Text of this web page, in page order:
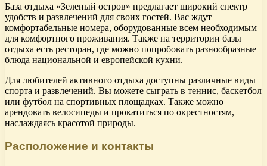
База отдыха «Зеленый остров» предлагает широкий спектр
удобств и развлечений для своих гостей. Вас ждут
комфортабельные номера, оборудованные всем необходимым
для комфортного проживания. Также на территории базы
отдыха есть ресторан, где можно попробовать разнообразные
блюда национальной и европейской кухни.
Для любителей активного отдыха доступны различные виды
спорта и развлечений. Вы можете сыграть в теннис, баскетбол
или футбол на спортивных площадках. Также можно
арендовать велосипеды и прокатиться по окрестностям,
наслаждаясь красотой природы.
Расположение и контакты